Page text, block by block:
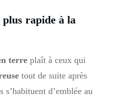
rapide à la
terre plaît à ceux qui
tout de suite après
s’habituent d’emblée au